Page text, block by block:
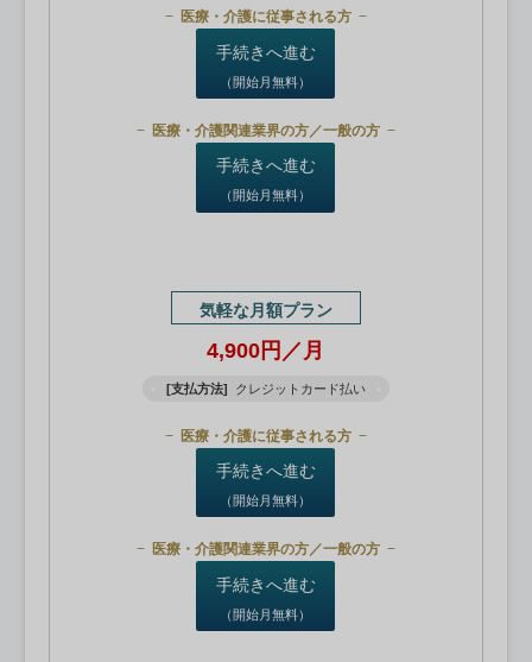
医療・介護に従事される方
手続きへ進む
（開始月無料）
医療・介護関連業界の方／一般の方
手続きへ進む
（開始月無料）
気軽な月額プラン
4,900円／月
[支払方法] クレジットカード払い
医療・介護に従事される方
手続きへ進む
（開始月無料）
医療・介護関連業界の方／一般の方
手続きへ進む
（開始月無料）